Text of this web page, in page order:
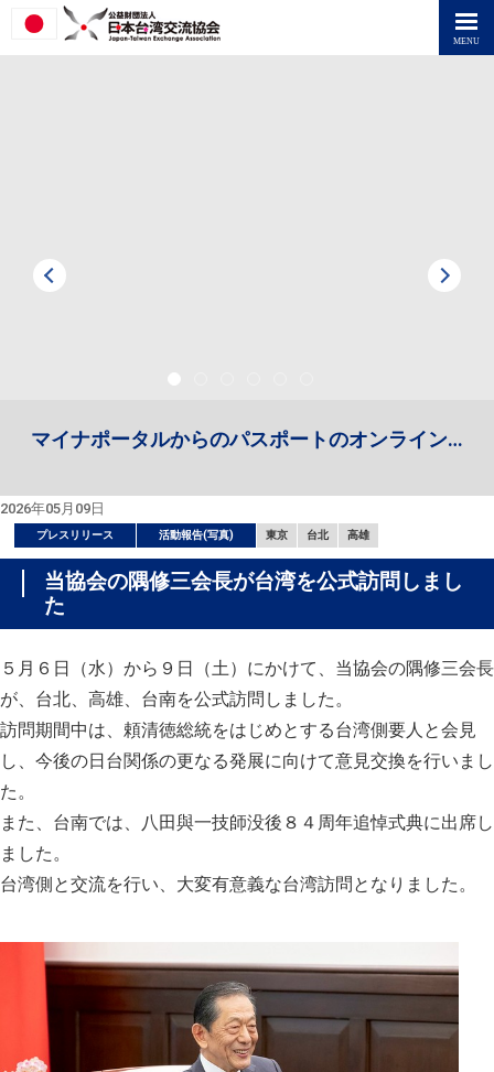
マイナポータルからのパスポートのオンライン申請
2026年05月09日
プレスリリース 活動報告(写真) 東京 台北 高雄
当協会の隅修三会長が台湾を公式訪問しまし
た
５月６日（水）から９日（土）にかけて、当協会の隅修三会長
が、台北、高雄、台南を公式訪問しました。
訪問期間中は、頼清徳総統をはじめとする台湾側要人と会見
し、今後の日台関係の更なる発展に向けて意見交換を行いまし
た。
また、台南では、八田與一技師没後８４周年追悼式典に出席し
ました。
台湾側と交流を行い、大変有意義な台湾訪問となりました。